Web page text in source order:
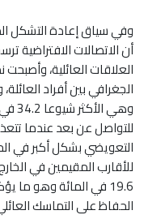
وفي سياق إعادة التشكل
أن الاتصالات
العلاقات العائلية،
الجغرافي بين أفراد
وهي
للتواصل عن بعد عندما
التعويضي بشكل أكبر في
للأقارب المقيمين في
19.6 في المائة وهو
الحفاظ على التماسك